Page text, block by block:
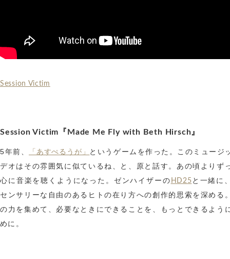
Session Victim
Session Victim『Made Me Fly with Beth Hirsch』
5年前、 「あすぺるうが」
というゲームを作った。このミュージ
デオはその雰囲気に似ているね、と、原と話す。あの頃よりず
心に音楽を聴くようになった。ゼンハイザーの HD25 と一緒に
センサリーな自由のあるヒトの在り方への創作的思索を深める
の力を集めて、必要なときにできることを、もっとできるよう
めに。